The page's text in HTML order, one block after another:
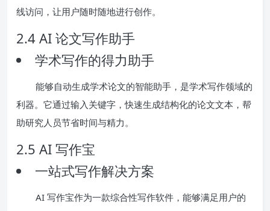
线访问，让用户随时随地进行创作。
2.4 AI 论文写作助手
学术写作的得力助手
能够自动生成学术论文的智能助手，是学术写作领域的
利器。它通过输入关键字，快速生成结构化的论文文本，帮
助研究人员节省时间与精力。
2.5 AI 写作宝
一站式写作解决方案
AI 写作宝作为一款综合性写作软件，能够满足用户的